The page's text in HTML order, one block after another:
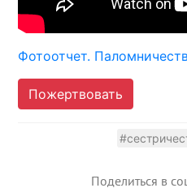
Фотоотчет.
Пожертвовать
Поделиться в